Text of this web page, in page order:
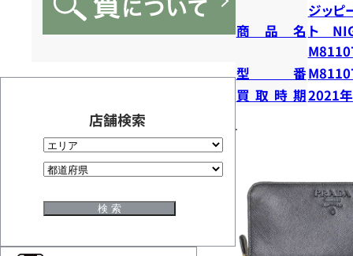
店舗検索
商品名
ジッピ
ト
型番
買取時期2021